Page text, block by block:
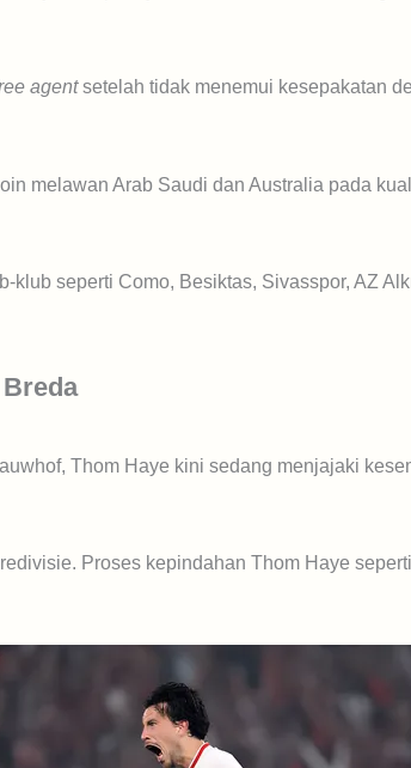
agentsetelah tidak menemui kesepakatan
melawan Arab Saudi dan Australia pada
klub seperti Como, Besiktas, Sivasspor, AZ
Thom Haye kini sedang menjajaki
Proses kepindahan Thom Haye